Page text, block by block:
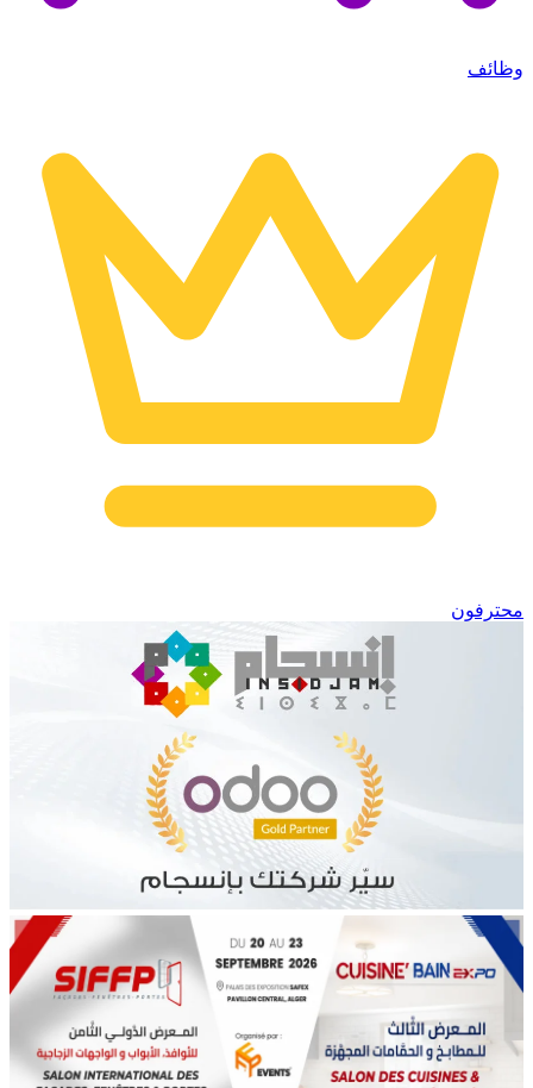
وظائف
محترفون